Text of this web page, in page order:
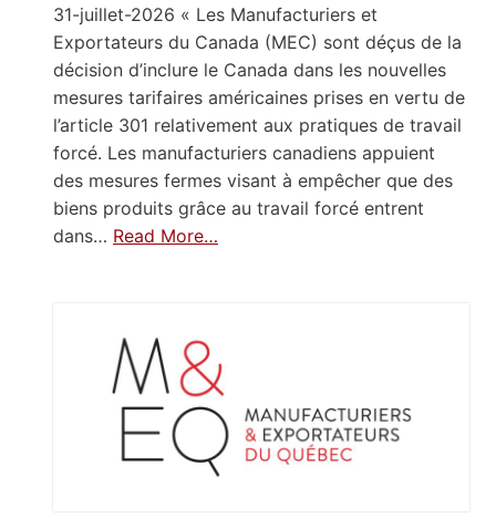
31-juillet-2026 « Les Manufacturiers et
Exportateurs du Canada (MEC) sont déçus de la
décision d’inclure le Canada dans les nouvelles
mesures tarifaires américaines prises en vertu de
l’article 301 relativement aux pratiques de travail
forcé. Les manufacturiers canadiens appuient
des mesures fermes visant à empêcher que des
biens produits grâce au travail forcé entrent
dans… Read More…